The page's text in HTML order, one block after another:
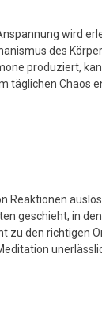
wird
des
produziert,
täglichen
geschieht, in
den